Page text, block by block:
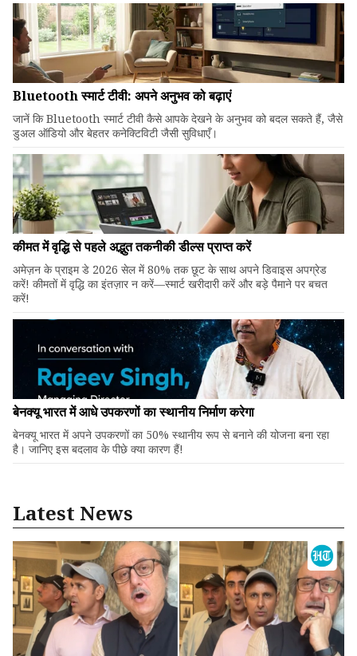
Bluetooth स्मार्ट टीवी: अपने अनुभव को बढ़ाएं
जानें कि Bluetooth स्मार्ट टीवी कैसे आपके देखने के अनुभव को बदल सकते हैं, जैसे
डुअल ऑडियो और बेहतर कनेक्टिविटी जैसी सुविधाएँ।
कीमत में वृद्धि से पहले अद्भुत तकनीकी डील्स प्राप्त करें
अमेज़न के प्राइम डे 2026 सेल में 80% तक छूट के साथ अपने डिवाइस अपग्रेड
करें! कीमतों में वृद्धि का इंतज़ार न करें—स्मार्ट खरीदारी करें और बड़े पैमाने पर बचत
करें!
बेनक्यू भारत में आधे उपकरणों का स्थानीय निर्माण करेगा
बेनक्यू भारत में अपने उपकरणों का 50% स्थानीय रूप से बनाने की योजना बना रहा
है। जानिए इस बदलाव के पीछे क्या कारण हैं!
Latest News